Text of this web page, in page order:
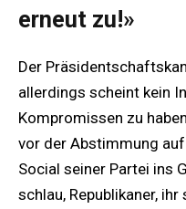
erneut zu!»
Der
allerdings scheint kein
Kompromissen zu
vor der Abstimmung
Social seiner Partei ins
schlau, Republikaner,